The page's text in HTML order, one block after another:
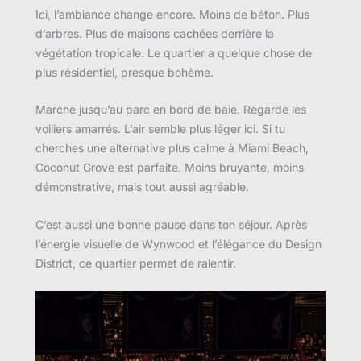
Ici, l’ambiance change encore. Moins de béton. Plus
d’arbres. Plus de maisons cachées derrière la
végétation tropicale. Le quartier a quelque chose de
plus résidentiel, presque bohème.
Marche jusqu’au parc en bord de baie. Regarde les
voiliers amarrés. L’air semble plus léger ici. Si tu
cherches une alternative plus calme à Miami Beach,
Coconut Grove est parfaite. Moins bruyante, moins
démonstrative, mais tout aussi agréable.
C’est aussi une bonne pause dans ton séjour. Après
l’énergie visuelle de Wynwood et l’élégance du Design
District, ce quartier permet de ralentir.